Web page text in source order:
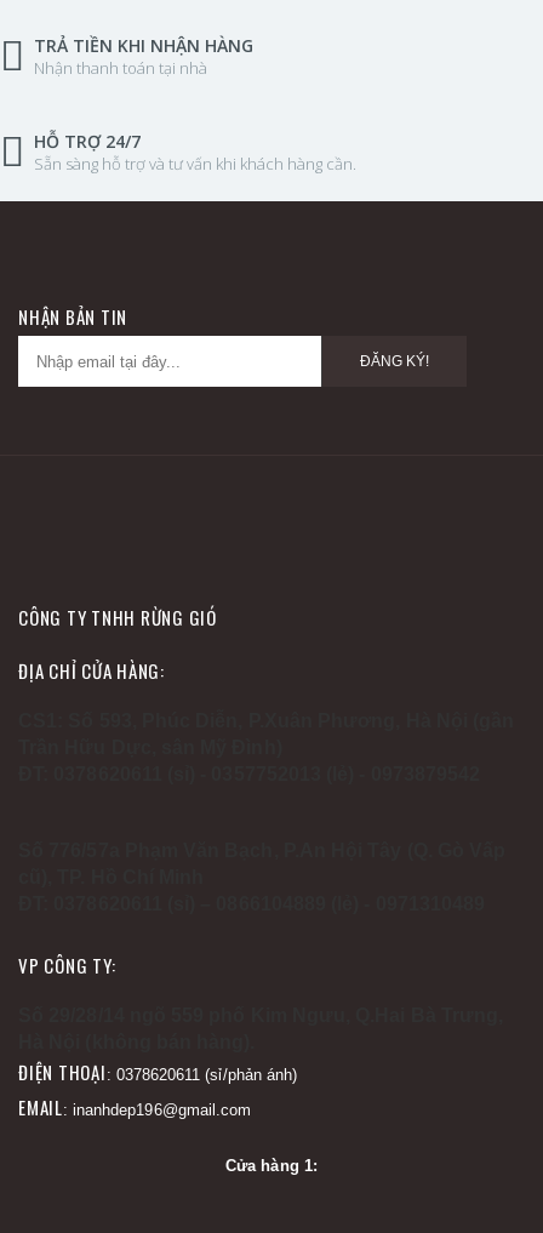
TRẢ TIỀN KHI NHẬN HÀNG
Nhận thanh toán tại nhà
HỖ TRỢ 24/7
Sẵn sàng hỗ trợ và tư vấn khi khách hàng cần.
NHẬN BẢN TIN
ĐĂNG KÝ!
CÔNG TY TNHH RỪNG GIÓ
ĐỊA CHỈ CỬA HÀNG:
VP CÔNG TY:
ĐIỆN THOẠI : 0378620611 (sỉ/phản ánh)
EMAIL: inanhdep196@gmail.com
Cửa hàng 1: